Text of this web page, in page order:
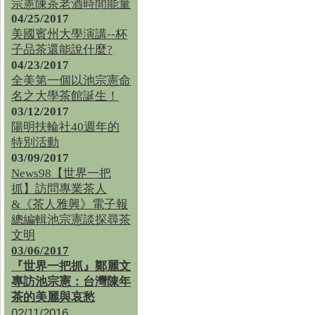
宗憲陳茶老酒時間能量
04/25/2017
美國賓州大學演講--杯
子品茶還能說什麼?
04/23/2017
全美第一個以池宗憲命
名之大學茶館誕生！
03/12/2017
陽明扶輪社40週年的
特別活動
03/09/2017
News98【世界一把
抓】訪問專業茶人
&《茶人雅興》電子報
總編輯池宗憲談探尋茶
文明
03/06/2017
『世界一把抓』鄭麗文
專訪池宗憲：台灣陳年
茶的美麗與哀愁